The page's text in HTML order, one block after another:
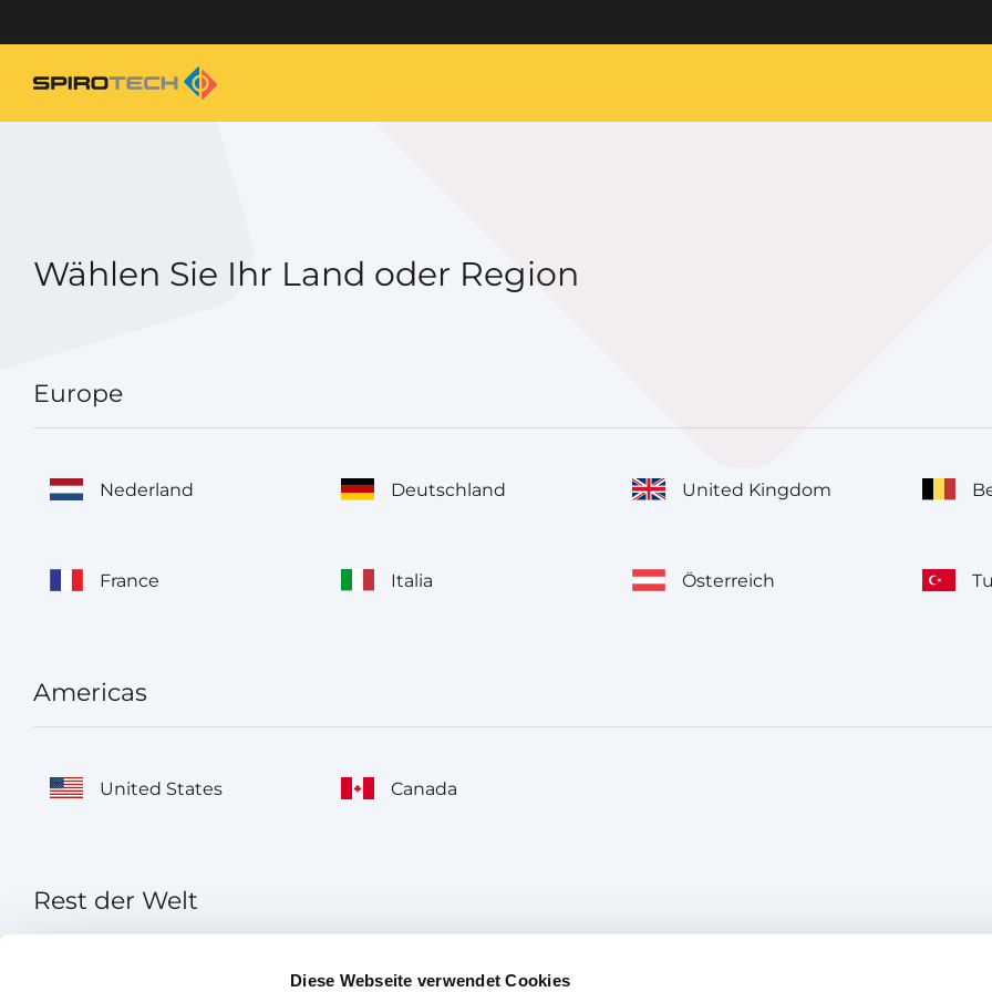
Diese Webseite verwendet Cookies
Wählen Sie Ihr Land oder Region
Europe
Nederland Deutschland United Kingdom
France Italia Österreich
Americas
United States Canada
Rest der Welt